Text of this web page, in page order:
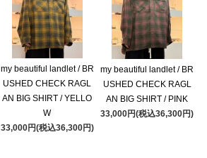
my beautiful landlet / BR
USHED CHECK RAGL
AN BIG SHIRT / YELLO
W
33,000円(税込36,300円)
my beautiful landlet / BR
USHED CHECK RAGL
AN BIG SHIRT / PINK
33,000円(税込36,300円)